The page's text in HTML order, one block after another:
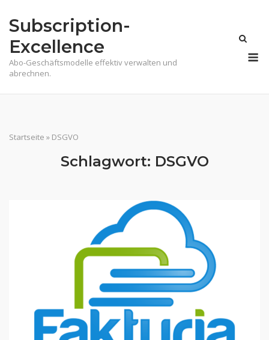
Subscription-
Excellence
Abo-Geschäftsmodelle effektiv verwalten und
abrechnen.
Startseite » DSGVO
Schlagwort: DSGVO